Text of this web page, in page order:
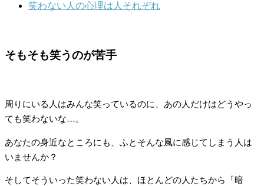
笑わない人の心理は人それぞれ
そもそも笑うのが苦手
周りにいる人はみんな笑っているのに、あの人だけはどうやっ
ても笑わないな…。
あなたの身近なところにも、ふとそんな風に感じてしまう人は
いませんか？
そしてそういった笑わない人は、ほとんどの人たちから「暗